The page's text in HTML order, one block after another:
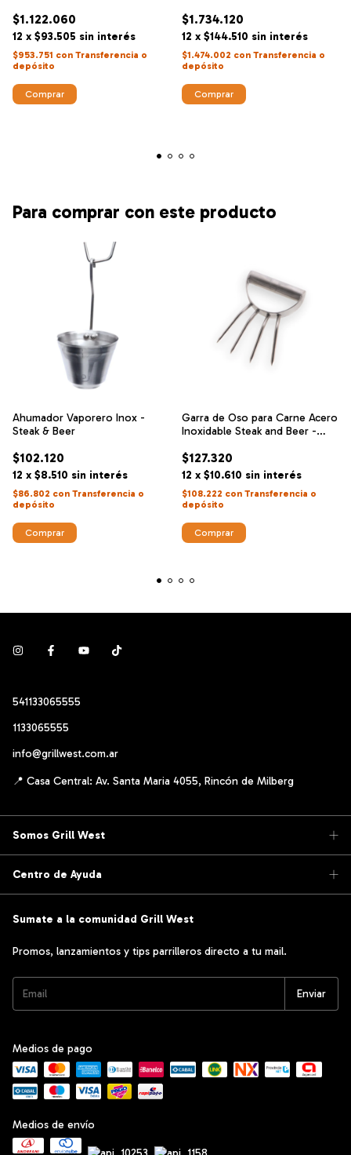
$1.122.060
12 x $93.505 sin interés
$953.751 con Transferencia o
depósito
$1.734.120
12 x $144.510 sin interés
$1.474.002 con Transferencia o
depósito
Para comprar con este producto
Ahumador Vaporero Inox -
Steak & Beer
$102.120
12 x $8.510 sin interés
$86.802 con Transferencia o
depósito
Garra de Oso para Carne Acero
Inoxidable Steak and Beer -
$127.320
12 x $10.610 sin interés
$108.222 con Transferencia o
depósito
541133065555
1133065555
info@grillwest.com.ar
Somos Grill West
Centro de Ayuda
Sumate a la comunidad Grill West
Promos, lanzamientos y tips parrilleros directo a tu mail.
Medios de pago
Medios de envío